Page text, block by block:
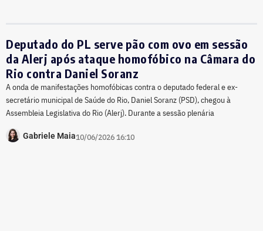
Deputado do PL serve pão com ovo em sessão
da Alerj após ataque homofóbico na Câmara do
Rio contra Daniel Soranz
A onda de manifestações homofóbicas contra o deputado federal e ex-
secretário municipal de Saúde do Rio, Daniel Soranz (PSD), chegou à
Assembleia Legislativa do Rio (Alerj). Durante a sessão plenária
Gabriele Maia10/06/2026 16:10